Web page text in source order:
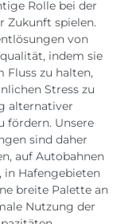
Rolle bei der
Zukunft spielen.
von
indem sie
Fluss zu halten,
Stress zu
alternativer
fördern. Unsere
sind daher
auf Autobahnen
in Hafengebieten
breite Palette an
Nutzung der